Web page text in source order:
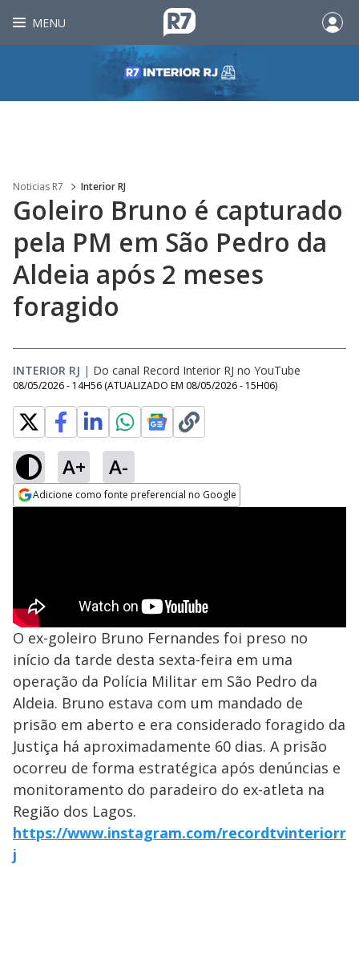
MENU
Noticias R7 Interior RJ
Goleiro Bruno é capturado
pela PM em São Pedro da
Aldeia após 2 meses
foragido
INTERIOR RJ | Do canal Record Interior RJ no YouTube
08/05/2026 - 14H56 (ATUALIZADO EM 08/05/2026 - 15H06)
A+ A-
Adicione como fonte preferencial no Google
O ex-goleiro Bruno Fernandes foi preso no
início da tarde desta sexta-feira em uma
operação da Polícia Militar em São Pedro da
Aldeia. Bruno estava com um mandado de
prisão em aberto e era considerado foragido da
Justiça há aproximadamente 60 dias. A prisão
ocorreu de forma estratégica após denúncias e
monitoramento do paradeiro do ex-atleta na
Região dos Lagos.
https://www.instagram.com/recordtvinteriorr
j